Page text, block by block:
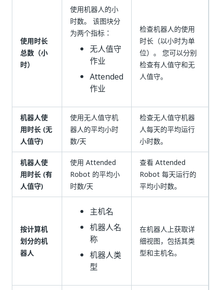
使用时长
总数（小
时）
使用机器人的小
时数。 该图块分
为两个指标：
无人值守
作业
Attended
作业
检查机器人的使用
时长（以小时为单
位）。 您可以分别
检查有人值守和无
人值守。
机器人使
用时长 (无
人值守)
使用无人值守机
器人的平均小时
数/天
检查无人值守机器
人每天的平均运行
小时数。
机器人使
用时长 (有
人值守)
使用 Attended
Robot 的平均小
时数/天
查看 Attended
Robot 每天运行的
平均小时数。
按计算机
划分的机
器人
主机名
机器人名
称
机器人类
型
在机器人上获取详
细视图，包括其类
型和主机名。